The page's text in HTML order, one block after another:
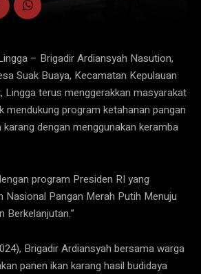
– Brigadir Ardiansyah Nasution,
Suak Buaya, Kecamatan Kepulauan
Lingga terus menggerakkan masyarakat
mendukung program ketahanan pangan
dengan menggunakan keramba
program Presiden RI yang
Nasional Pangan Merah Putih Menuju
Berkelanjutan.”
Brigadir Ardiansyah bersama warga
panen ikan karang hasil budidaya